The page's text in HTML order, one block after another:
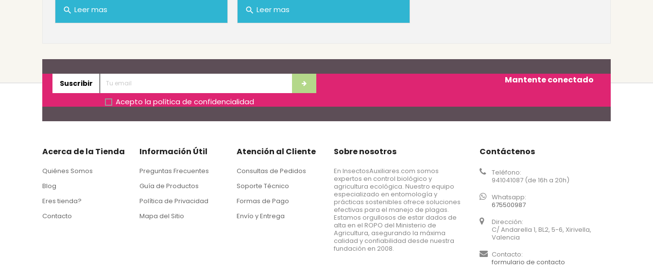
search Leer mas search Leer mas
Suscribir
Acepto la política de confidencialidad
Mantente conectado
Acerca de la Tienda
Quiénes Somos
Blog
Eres tienda?
Contacto
Información Útil
Preguntas Frecuentes
Guía de Productos
Política de Privacidad
Mapa del Sitio
Atención al Cliente
Consultas de Pedidos
Soporte Técnico
Formas de Pago
Envío y Entrega
Sobre nosotros
En InsectosAuxiliares.com somos
expertos en control biológico y
agricultura ecológica. Nuestro equipo
especializado en entomología y
prácticas sostenibles ofrece soluciones
efectivas para el manejo de plagas.
Estamos orgullosos de estar dados de
alta en el ROPO del Ministerio de
Agricultura, asegurando la máxima
calidad y confiabilidad desde nuestra
fundación en 2008.
Contáctenos
Teléfono:
941041087 (de 16h a 20h)
Whatsapp:
675500987
Dirección:
C/ Andarella 1, BL2, 5-6, Xirivella,
Valencia
Contacto:
formulario de contacto